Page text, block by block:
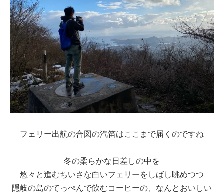
フェリー出航の合図の汽笛はここまで届くのですね
冬の柔らかな日差しの中を
悠々と進むちいさな白いフェリーをしばし眺めつつ
隠岐の島のてっぺんで飲むコーヒーの、なんとおいしい